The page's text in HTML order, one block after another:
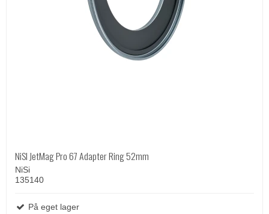
NiSI JetMag Pro 67 Adapter Ring 52mm
NiSi
135140
På eget lager